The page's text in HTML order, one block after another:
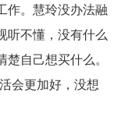
作。慧玲没办法融
听不懂，没有什么
自己想买什么。
会更加好，没想